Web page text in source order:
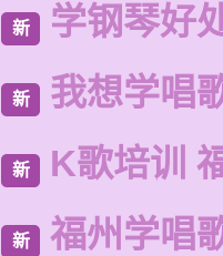
新 学钢琴好
新 我想学唱
新 K歌培训
新 福州学唱